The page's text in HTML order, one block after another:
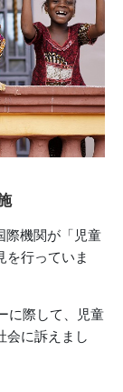
際機関が「児童
を行っていま
に際して、児童
会に訴えまし